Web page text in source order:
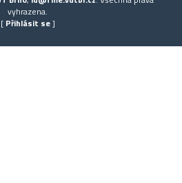
vyhrazena.
[ Přihlásit se]